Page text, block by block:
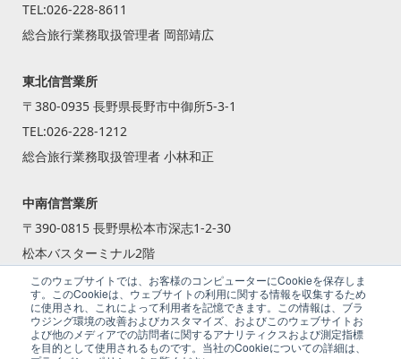
このウェブサイトでは、お客様のコンピューターにCookieを保存しま
す。このCookieは、ウェブサイトの利用に関する情報を収集するため
に使用され、これによって利用者を記憶できます。この情報は、ブラ
ウジング環境の改善およびカスタマイズ、およびこのウェブサイトお
よび他のメディアでの訪問者に関するアナリティクスおよび測定指標
を目的として使用されるものです。当社のCookieについての詳細は、
TEL:026-228-8611
総合旅行業務取扱管理者 岡部靖広
東北信営業所
〒380-0935 長野県長野市中御所5-3-1
TEL:026-228-1212
総合旅行業務取扱管理者 小林和正
中南信営業所
〒390-0815 長野県松本市深志1-2-30
松本バスターミナル2階
TEL:0263-87-2240
総合旅行業務取扱管理者 籾倉 一斗